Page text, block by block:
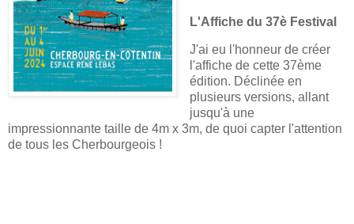
L'Affiche du 37è Festival
J'ai eu l'honneur de créer
l'affiche de cette 37ème
édition. Déclinée en
plusieurs versions, allant
jusqu'à une
impressionnante taille de 4m x 3m, de quoi capter l'attention
de tous les Cherbourgeois !